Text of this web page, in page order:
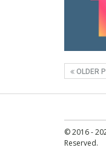
OLDER
© 2016 -
Reserved.